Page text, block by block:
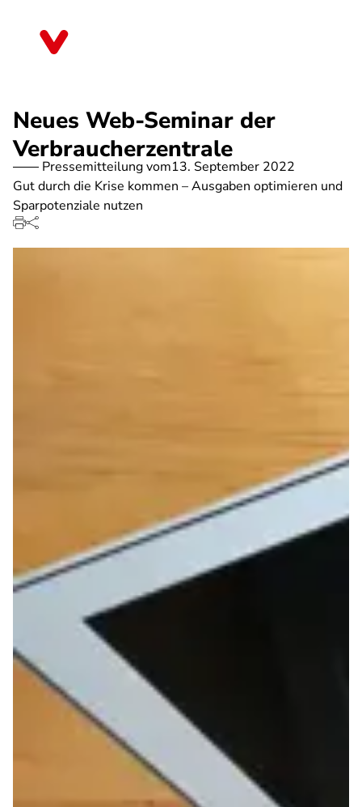
Neues Web-Seminar der
Verbraucherzentrale
Pressemitteilung vom13. September 2022
Gut durch die Krise kommen – Ausgaben optimieren und
Sparpotenziale nutzen